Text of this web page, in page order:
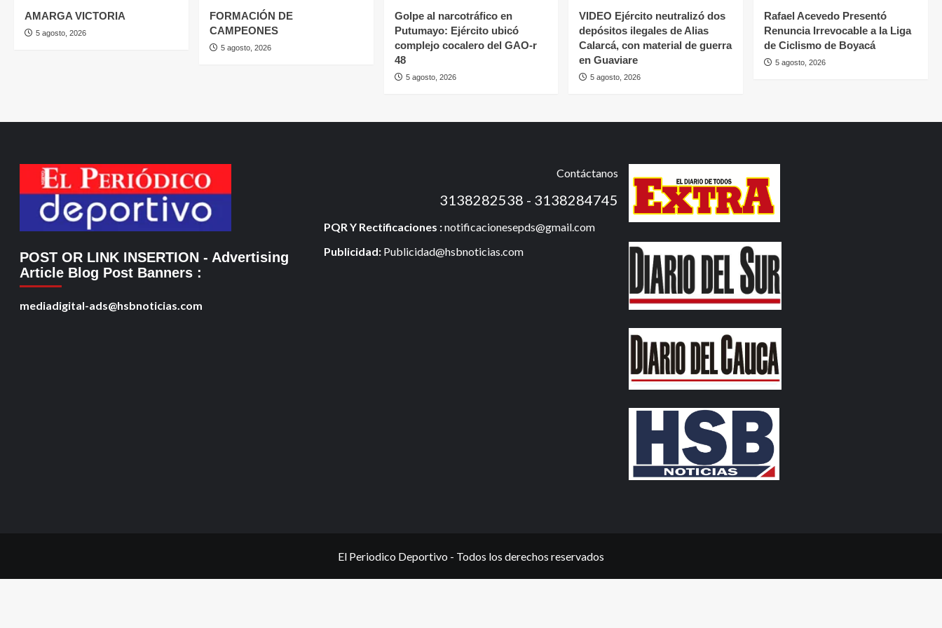
AMARGA VICTORIA
5 agosto, 2026
FORMACIÓN DE
CAMPEONES
5 agosto, 2026
Golpe al narcotráfico en
Putumayo: Ejército ubicó
complejo cocalero del GAO-r
48
5 agosto, 2026
VIDEO Ejército neutralizó dos
depósitos ilegales de Alias
Calarcá, con material de guerra
en Guaviare
5 agosto, 2026
Rafael Acevedo Presentó
Renuncia Irrevocable a la Liga
de Ciclismo de Boyacá
5 agosto, 2026
POST OR LINK INSERTION - Advertising
Article Blog Post Banners :
mediadigital-ads@hsbnoticias.com
Contáctanos
3138282538 - 3138284745
PQR Y Rectificaciones :notificacionesepds@gmail.com
Publicidad: Publicidad@hsbnoticias.com